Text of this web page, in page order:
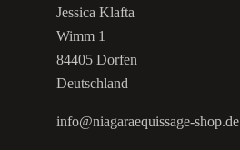
Jessica Klafta
Wimm 1
84405 Dorfen
Deutschland
info@niagaraequissage-shop.de